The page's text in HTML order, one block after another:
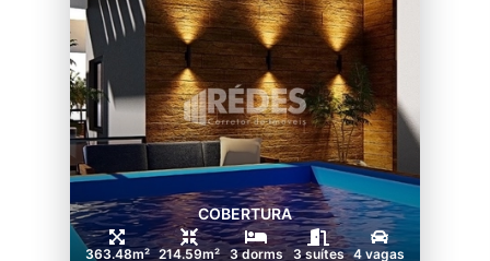
COBERTURA
363.48m² 214.59m² 3 dorms 3 suítes 4 vagas